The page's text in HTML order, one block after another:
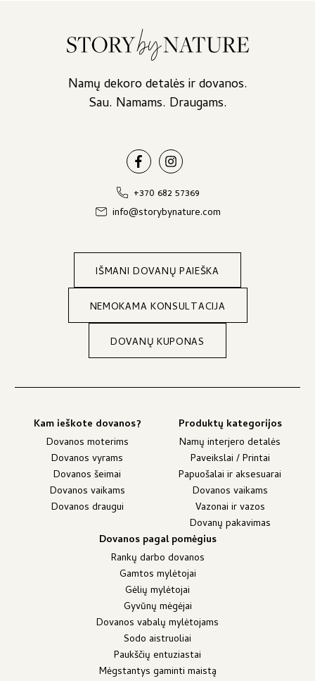
Namų dekoro detalės ir dovanos.
Sau. Namams. Draugams.
+370 682 57369
info@storybynature.com
IŠMANI DOVANŲ PAIEŠKA
NEMOKAMA KONSULTACIJA
DOVANŲ KUPONAS
Kam ieškote dovanos?
Dovanos moterims
Dovanos vyrams
Dovanos šeimai
Dovanos vaikams
Dovanos draugui
Produktų kategorijos
Namų interjero detalės
Paveikslai / Printai
Papuošalai ir aksesuarai
Dovanos vaikams
Vazonai ir vazos
Dovanų pakavimas
Dovanos pagal pomėgius
Rankų darbo dovanos
Gamtos mylėtojai
Gėlių mylėtojai
Gyvūnų mėgėjai
Dovanos vabalų mylėtojams
Sodo aistruoliai
Paukščių entuziastai
Mėgstantys gaminti maistą